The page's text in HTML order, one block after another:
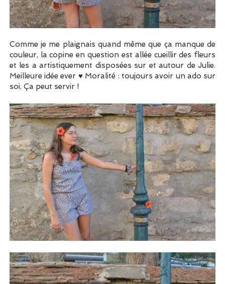
Comme je me plaignais quand même que ça manque de
couleur, la copine en question est allée cueillir des fleurs
et les a artistiquement disposées sur et autour de Julie.
Meilleure idée ever ♥ Moralité : toujours avoir un ado sur
soi. Ça peut servir !